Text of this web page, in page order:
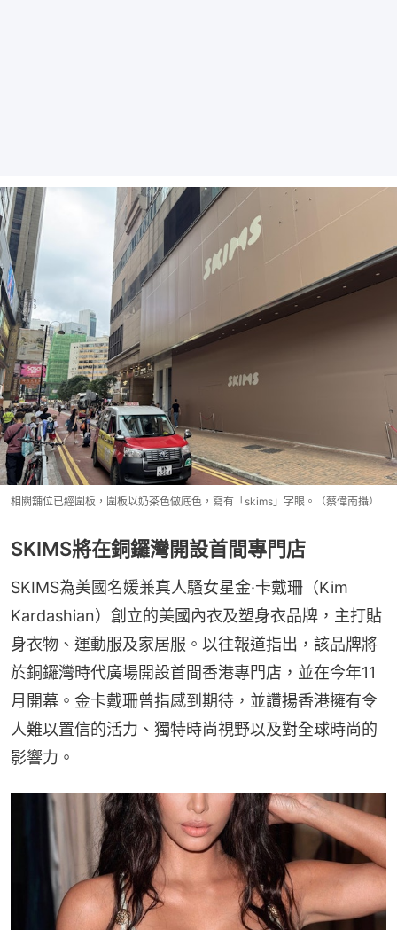
相關舖位已經圍板，圍板以奶茶色做底色，寫有「skims」字眼。（蔡偉南攝）
SKIMS將在銅鑼灣開設首間專門店
SKIMS為美國名媛兼真人騷女星金·卡戴珊（Kim
Kardashian）創立的美國內衣及塑身衣品牌，主打貼
身衣物、運動服及家居服。以往報道指出，該品牌將
於銅鑼灣時代廣場開設首間香港專門店，並在今年11
月開幕。金卡戴珊曾指感到期待，並讚揚香港擁有令
人難以置信的活力、獨特時尚視野以及對全球時尚的
影響力。